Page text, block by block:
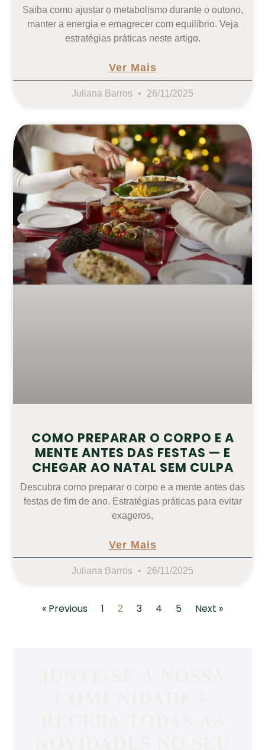
Saiba como ajustar o metabolismo durante o outono,
manter a energia e emagrecer com equilíbrio. Veja
estratégias práticas neste artigo.
Ver Mais
Juliana Barros 26/11/2025
COMO PREPARAR O CORPO E A
MENTE ANTES DAS FESTAS — E
CHEGAR AO NATAL SEM CULPA
Descubra como preparar o corpo e a mente antes das
festas de fim de ano. Estratégias práticas para evitar
exageros,
Ver Mais
Juliana Barros 26/11/2025
« Previous 1 2 3 4 5 Next »